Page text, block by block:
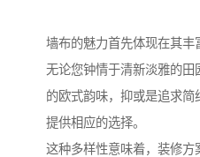
墙布的魅力首先体现在其丰
无论您钟情于清新淡雅的
的欧式韵味，抑或是追求
提供相应的选择。
这种多样性意味着，装修